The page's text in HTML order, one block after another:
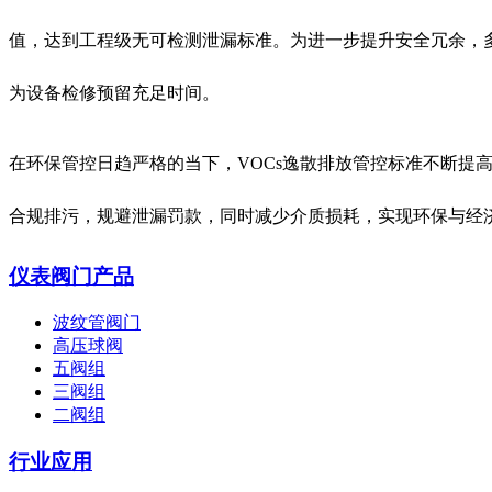
值，达到工程级无可检测泄漏标准。为进一步提升安全冗余
为设备检修预留充足时间。
在环保管控日趋严格的当下，VOCs逸散排放管控标准不断提
合规排污，规避泄漏罚款，同时减少介质损耗，实现环保与经
仪表阀门产品
波纹管阀门
高压球阀
五阀组
三阀组
二阀组
行业应用